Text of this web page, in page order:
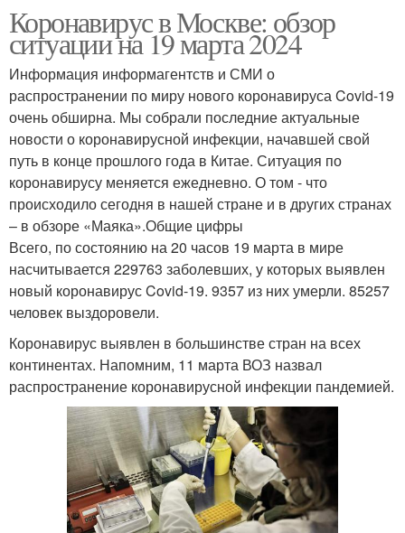
Коронавирус в Москве: обзор
ситуации на 19 марта 2024
Информация информагентств и СМИ о
распространении по миру нового коронавируса Covid-19
очень обширна. Мы собрали последние актуальные
новости о коронавирусной инфекции, начавшей свой
путь в конце прошлого года в Китае. Ситуация по
коронавирусу меняется ежедневно. О том - что
происходило сегодня в нашей стране и в других странах
– в обзоре «Маяка».Общие цифры
Всего, по состоянию на 20 часов 19 марта в мире
насчитывается 229763 заболевших, у которых выявлен
новый коронавирус Covid-19. 9357 из них умерли. 85257
человек выздоровели.
Коронавирус выявлен в большинстве стран на всех
континентах. Напомним, 11 марта ВОЗ назвал
распространение коронавирусной инфекции пандемией.